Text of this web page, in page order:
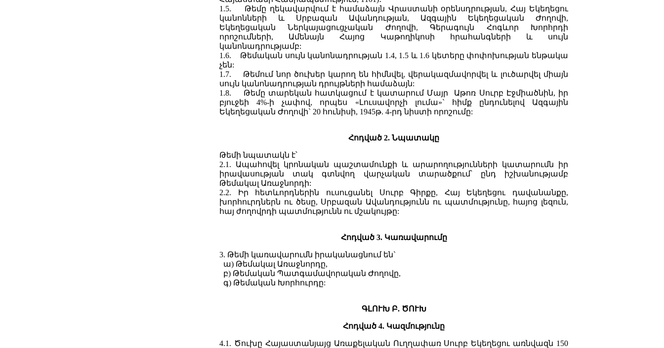
1.5. Թեմը ղեկավարվում է համաձայն Վրաստանի օրենսդրության, Հայ Եկեղեցու
կանոնների և Սրբազան Ավանդության, Ազգային Եկեղեցական Ժողովի,
Եկեղեցական Ներկայացուցչական Ժողովի, Գերագույն Հոգևոր Խորհրդի
որոշումների, Ամենայն Հայոց Կաթողիկոսի հրահանգների և սույն
կանոնադրությամբ:
1.6. Թեմական սույն կանոնադրության 1.4, 1.5 և 1.6 կետերը փոփոխության ենթակա
չեն:
1.7. Թեմում նոր ծուխեր կարող են հիմնվել, վերակազմավորվել և լուծարվել միայն
սույն կանոնադրության դրույթների համաձայն:
1.8. Թեմը տարեկան հատկացում է կատարում Մայր Աթոռ Սուրբ Էջմիածնին, իր
բյուջեի 4%-ի չափով, որպես «Լուսավորչի լումա»` հիմք ընդունելով Ազգային
Եկեղեցական Ժողովի` 20 հունիսի, 1945թ. 4-րդ նիստի որոշումը:
Հոդված 2. Նպատակը
Թեմի նպատակն է՝
2.1. Ապահովել կրոնական պաշտամունքի և արարողությունների կատարումն իր
իրավասության տակ գտնվող վարչական տարածքում՝ ընդ իշխանությամբ
Թեմակալ Առաջնորդի:
2.2. Իր հետևորդներին ուսուցանել Սուրբ Գիրքը, Հայ Եկեղեցու դավանանքը,
խորհուրդներն ու ծեսը, Սրբազան Ավանդությունն ու պատմությունը, հայոց լեզուն,
հայ ժողովրդի պատմությունն ու մշակույթը:
Հոդված 3. Կառավարումը
3. Թեմի կառավարումն իրականացնում են`
ա) Թեմակալ Առաջնորդը,
բ) Թեմական Պատգամավորական Ժողովը,
գ) Թեմական Խորհուրդը:
ԳԼՈՒԽ Բ. ԾՈՒԽ
Հոդված 4. Կազմությունը
4.1. Ծուխը Հայաստանյայց Առաքելական Ուղղափառ Սուրբ Եկեղեցու առնվազն 150